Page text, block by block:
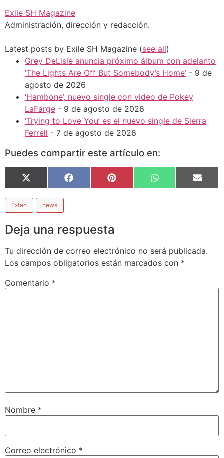
Exile SH Magazine
Administración, dirección y redacción.
Latest posts by Exile SH Magazine (see all)
Grey DeLisle anuncia próximo álbum con adelanto
‘The Lights Are Off But Somebody’s Home’ - 9 de
agosto de 2026
‘Hambone’, nuevo single con video de Pokey
LaFarge - 9 de agosto de 2026
‘Trying to Love You’ es el nuevo single de Sierra
Ferrell - 7 de agosto de 2026
Puedes compartir este artículo en:
X
(Twitter)
Facebook Pinterest WhatsApp Email
Exfan news
Deja una respuesta
Tu dirección de correo electrónico no será publicada.
Los campos obligatorios están marcados con *
Comentario *
Nombre *
Correo electrónico *